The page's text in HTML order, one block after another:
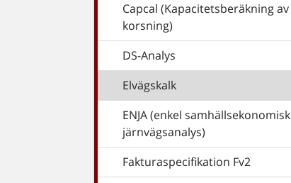
Capcal (Kapacitetsberäkning av
korsning)
DS-Analys
Elvägskalk
ENJA (enkel samhällsekonomisk
järnvägsanalys)
Fakturaspecifikation Fv2